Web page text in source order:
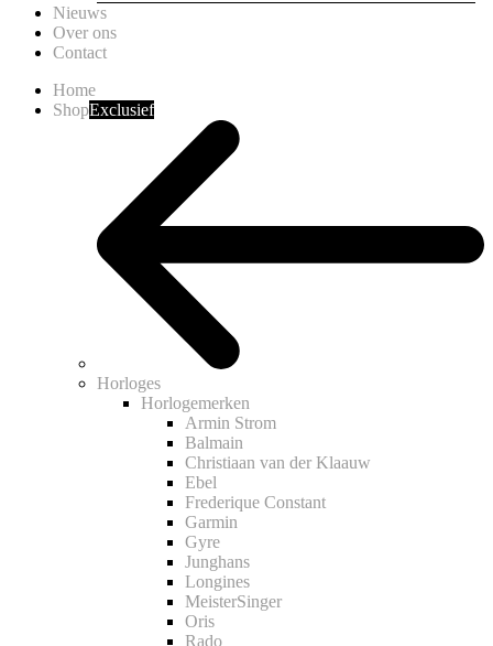
Nieuws
Over ons
Contact
Home
ShopExclusief
Horloges
Horlogemerken
Armin Strom
Balmain
Christiaan van der Klaauw
Ebel
Frederique Constant
Garmin
Gyre
Junghans
Longines
MeisterSinger
Oris
Rado